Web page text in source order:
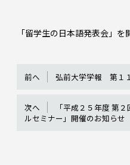
「留学生の日本語発表会」
前へ 弘前大学学報 第１
次へ
「平成２５年度 第
ルセミナー」開催のお知らせ